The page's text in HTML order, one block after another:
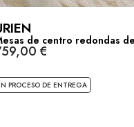
de centro redondas
€
PROCESO DE ENTREGA